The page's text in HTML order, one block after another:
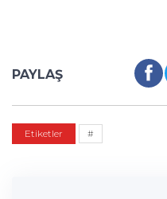
PAYLAŞ
Etiketler #